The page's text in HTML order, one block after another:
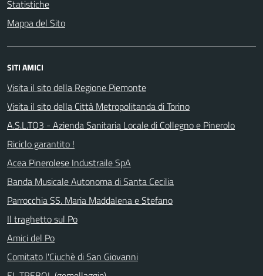
Statistiche
Mappa del Sito
SITI AMICI
Visita il sito della Regione Piemonte
Visita il sito della Città Metropolitanda di Torino
A.S.L.TO3 - Azienda Sanitaria Locale di Collegno e Pinerolo
Riciclo garantito !
Acea Pinerolese Industraile SpA
Banda Musicale Autonoma di Santa Cecilia
Parrocchia SS. Maria Maddalena e Stefano
Il traghetto sul Po
Amici del Po
Comitato l'Ciuchè di San Giovanni